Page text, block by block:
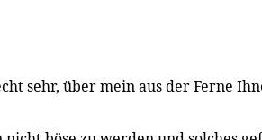
sehr, über mein aus der Ferne